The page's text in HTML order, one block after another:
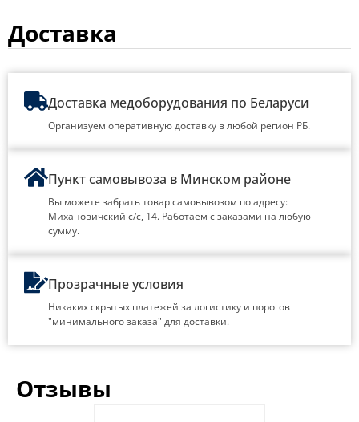
Доставка
Доставка медоборудования по Беларуси
Организуем оперативную доставку в любой регион РБ.
Пункт самовывоза в Минском районе
Вы можете забрать товар самовывозом по адресу:
Михановичский с/с, 14. Работаем с заказами на любую
сумму.
Прозрачные условия
Никаких скрытых платежей за логистику и порогов
"минимального заказа" для доставки.
Отзывы